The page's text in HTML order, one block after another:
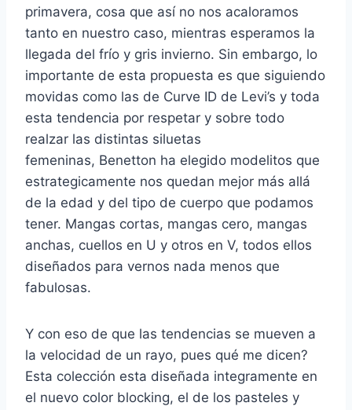
primavera, cosa que así no nos acaloramos
tanto en nuestro caso, mientras esperamos la
llegada del frío y gris invierno. Sin embargo, lo
importante de esta propuesta es que siguiendo
movidas como las de Curve ID de Levi’s y toda
esta tendencia por respetar y sobre todo
realzar las distintas siluetas
femeninas, Benetton ha elegido modelitos que
estrategicamente nos quedan mejor más allá
de la edad y del tipo de cuerpo que podamos
tener. Mangas cortas, mangas cero, mangas
anchas, cuellos en U y otros en V, todos ellos
diseñados para vernos nada menos que
fabulosas.
Y con eso de que las tendencias se mueven a
la velocidad de un rayo, pues qué me dicen?
Esta colección esta diseñada integramente en
el nuevo color blocking, el de los pasteles y